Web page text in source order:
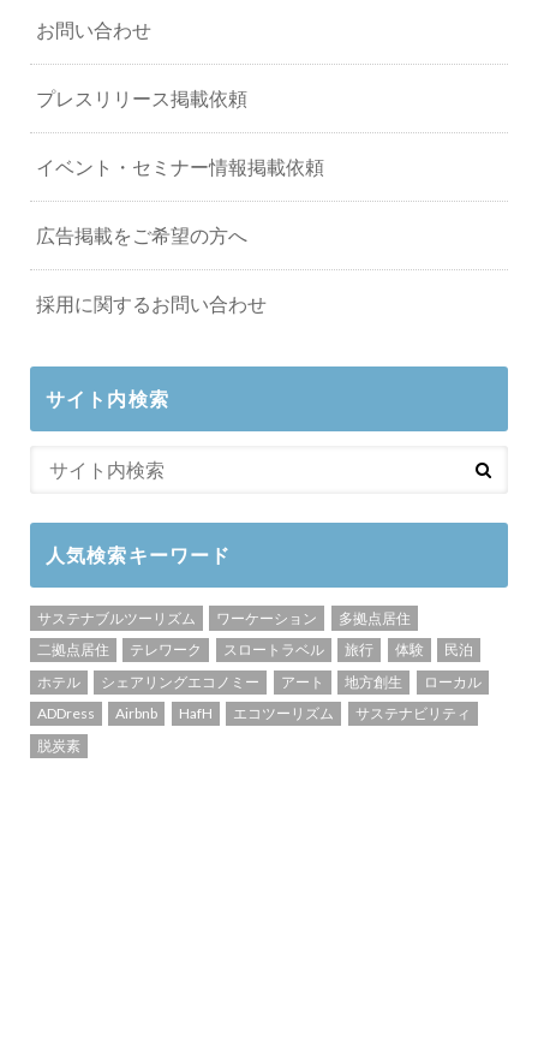
お問い合わせ
プレスリリース掲載依頼
イベント・セミナー情報掲載依頼
広告掲載をご希望の方へ
採用に関するお問い合わせ
サイト内検索
人気検索キーワード
サステナブルツーリズム ワーケーション
多拠点居住
二拠点居住
テレワーク スロートラベル 旅行 体験
民泊
ホテル
シェアリングエコノミー アート 地方創生
ローカル
ADDress
Airbnb HafH エコツーリズム
サステナビリティ
脱炭素